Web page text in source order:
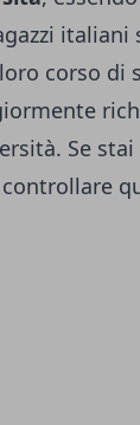
italiani
corso di
Se stai